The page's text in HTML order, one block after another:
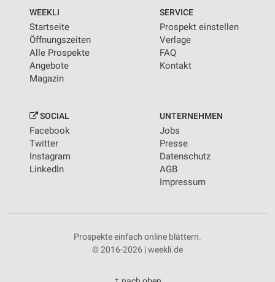
WEEKLI
Startseite
Öffnungszeiten
Alle Prospekte
Angebote
Magazin
SERVICE
Prospekt einstellen
Verlage
FAQ
Kontakt
SOCIAL
Facebook
Twitter
Instagram
LinkedIn
UNTERNEHMEN
Jobs
Presse
Datenschutz
AGB
Impressum
Prospekte einfach online blättern.
© 2016-2026 | weekli.de